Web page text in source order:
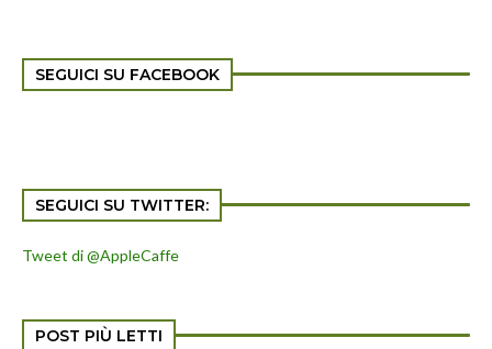
SEGUICI SU FACEBOOK
SEGUICI SU TWITTER:
Tweet di @AppleCaffe
POST PIÙ LETTI